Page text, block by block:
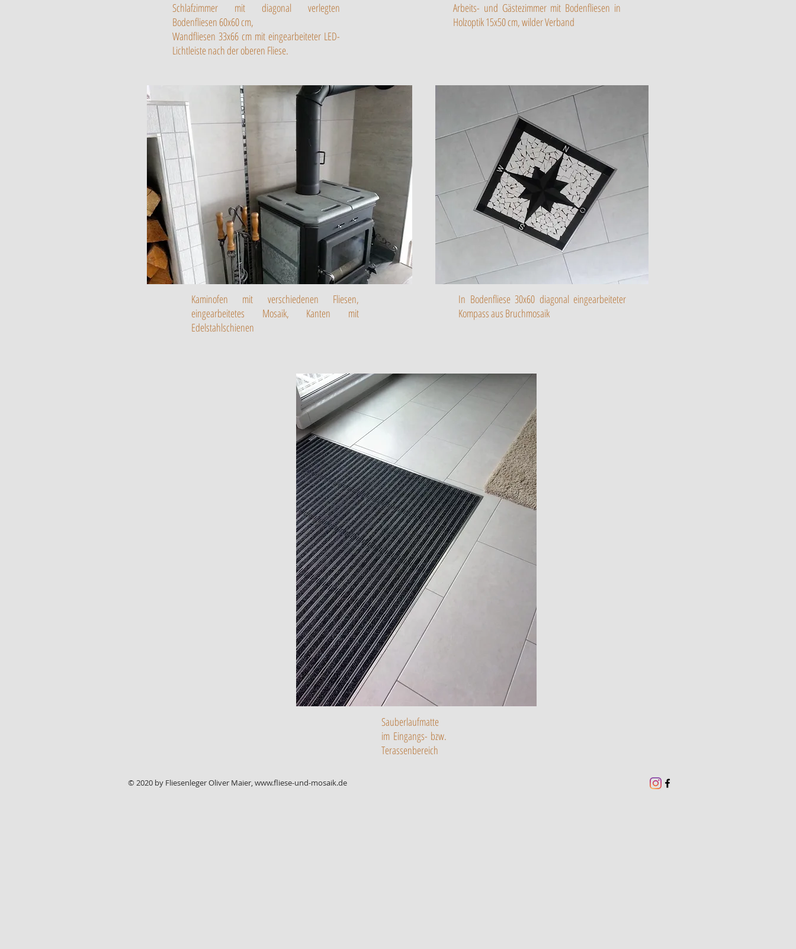
Schlafzimmer mit diagonal verlegten
Bodenfliesen 60x60 cm,
Wandfliesen 33x66 cm mit eingearbeiteter LED-
Lichtleiste nach der oberen Fliese.
Arbeits- und Gästezimmer mit Bodenfliesen in
Holzoptik 15x50 cm, wilder Verband
Kaminofen mit verschiedenen Fliesen,
eingearbeitetes Mosaik, Kanten mit
Edelstahlschienen
In Bodenfliese 30x60 diagonal eingearbeiteter
Kompass aus Bruchmosaik
Sauberlaufmatte
im Eingangs- bzw.
Terassenbereich
© 2020 by Fliesenleger Oliver Maier,www.fliese-und-mosaik.de